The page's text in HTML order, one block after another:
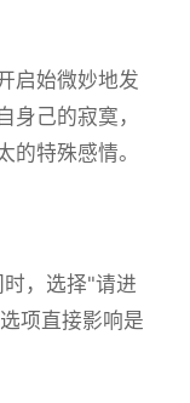
启始微妙地发
身己的寂寞，
的特殊感情。
，选择"请进
项直接影响是